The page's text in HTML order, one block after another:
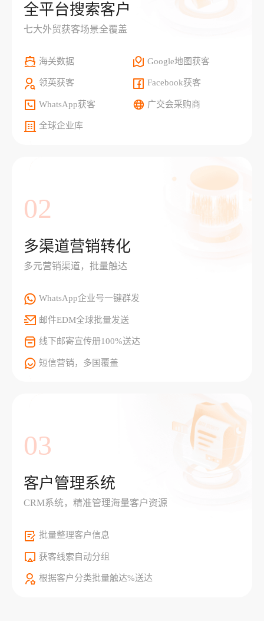
全平台搜索客户
七大外贸获客场景全覆盖
海关数据 Google地图获客
领英获客 Facebook获客
WhatsApp获客 广交会采购商
全球企业库
02
多渠道营销转化
多元营销渠道，批量触达
WhatsApp企业号一键群发
邮件EDM全球批量发送
线下邮寄宣传册100%送达
短信营销，多国覆盖
03
客户管理系统
CRM系统，精准管理海量客户资源
批量整理客户信息
获客线索自动分组
根据客户分类批量触达%送达